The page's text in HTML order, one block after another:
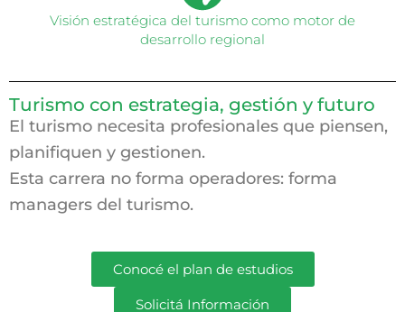
Visión estratégica del turismo como motor de
desarrollo regional
Turismo con estrategia, gestión y futuro
El turismo necesita profesionales que piensen,
planifiquen y gestionen.
Esta carrera no forma operadores: forma
managers del turismo.
Conocé el plan de estudios
Solicitá Información